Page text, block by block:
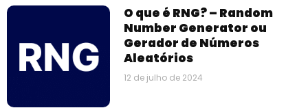
O que é RNG? – Random
Number Generator ou
Gerador de Números
Aleatórios
12 de julho de 2024